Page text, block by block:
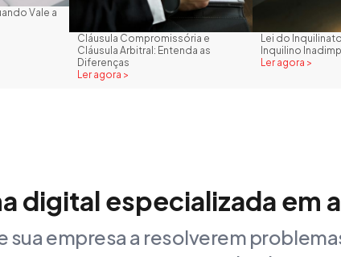
Vale a
Cláusula Compromissória e
Cláusula Arbitral: Entenda as
Diferenças
Ler agora >
Lei do
Inquilino
Ler agora >
digital especializada em
sua empresa a resolverem